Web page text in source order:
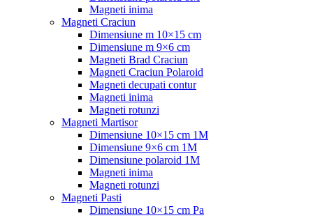
Magneti inima
Magneti Craciun
Dimensiune m 10×15 cm
Dimensiune m 9×6 cm
Magneti Brad Craciun
Magneti Craciun Polaroid
Magneti decupati contur
Magneti inima
Magneti rotunzi
Magneti Martisor
Dimensiune 10×15 cm 1M
Dimensiune 9×6 cm 1M
Dimensiune polaroid 1M
Magneti inima
Magneti rotunzi
Magneti Pasti
Dimensiune 10×15 cm Pa